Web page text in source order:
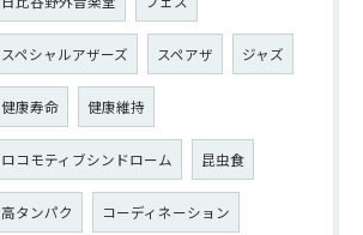
スペシャルアザーズ スペアザ ジャズ
健康寿命 健康維持
ロコモティブシンドローム 昆虫食
高タンパク コーディネーション